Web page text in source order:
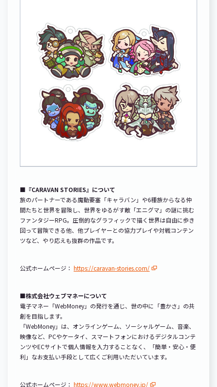
■『CARAVAN STORIES』について
旅のパートナーである魔動要塞「キャラバン」や6種族からなる仲
間たちと世界を冒険し、世界をゆるがす敵「エニグマ」の謎に挑む
ファンタジーRPG。圧倒的なグラフィックで描く世界は自由に歩き
回って冒険できる他、他プレイヤーとの協力プレイや対戦コンテン
ツなど、やり応えも抜群の作品です。
公式ホームページ： https://caravan-stories.com/
■株式会社ウェブマネーについて
電子マネー「WebMoney」の発行を通じ、世の中に「豊かさ」の共
創を目指します。
「WebMoney」は、オンラインゲーム、ソーシャルゲーム、音楽、
映像など、PCやケータイ、スマートフォンにおけるデジタルコンテ
ンツやECサイトで個人情報を入力することなく、「簡単・安心・便
利」なお支払い手段として広くご利用いただいています。
公式ホームページ： https://www.webmoney.jp/